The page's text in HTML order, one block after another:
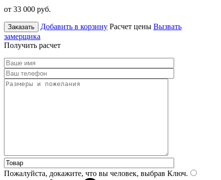
от 33 000 руб.
Заказать Добавить в корзину Расчет цены Вызвать
замерщика
Получить расчет
Пожалуйста, докажите, что вы человек, выбрав Ключ.